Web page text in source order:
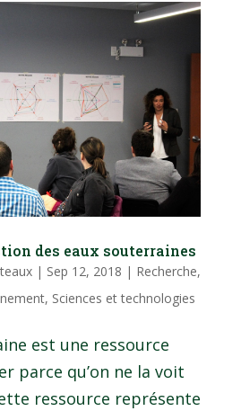
des eaux souterraines
| Sep 12, 2018 | Recherche,
, Sciences et technologies
est une ressource
parce qu’on ne la voit
ressource représente